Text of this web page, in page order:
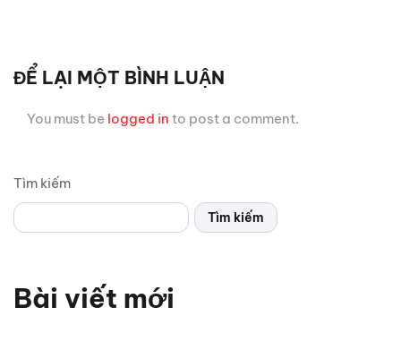
Tìm kiếm
Tìm kiếm
Bài viết mới
ĐỂ LẠI MỘT BÌNH LUẬN
You must be logged in to post a comment.